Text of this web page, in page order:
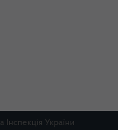
України